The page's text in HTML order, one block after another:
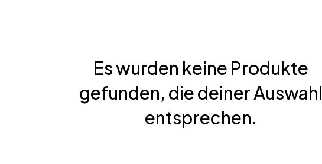
Es wurden keine Produkte
gefunden, die deiner Auswahl
entsprechen.